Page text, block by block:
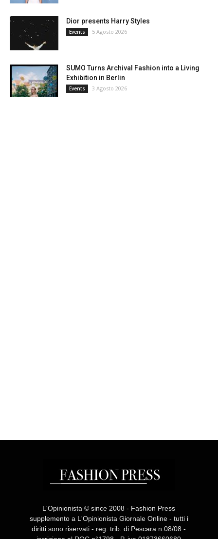
Dior presents Harry Styles
Events 5 Agosto 2026
SUMO Turns Archival Fashion into a Living
Exhibition in Berlin
Events 3 Agosto 2026
L'Opinionista © since 2008 - Fashion Press
supplemento a L'Opinionista Giornale Online - tutti i
diritti sono riservati - reg. trib. di Pescara n.08/08 -